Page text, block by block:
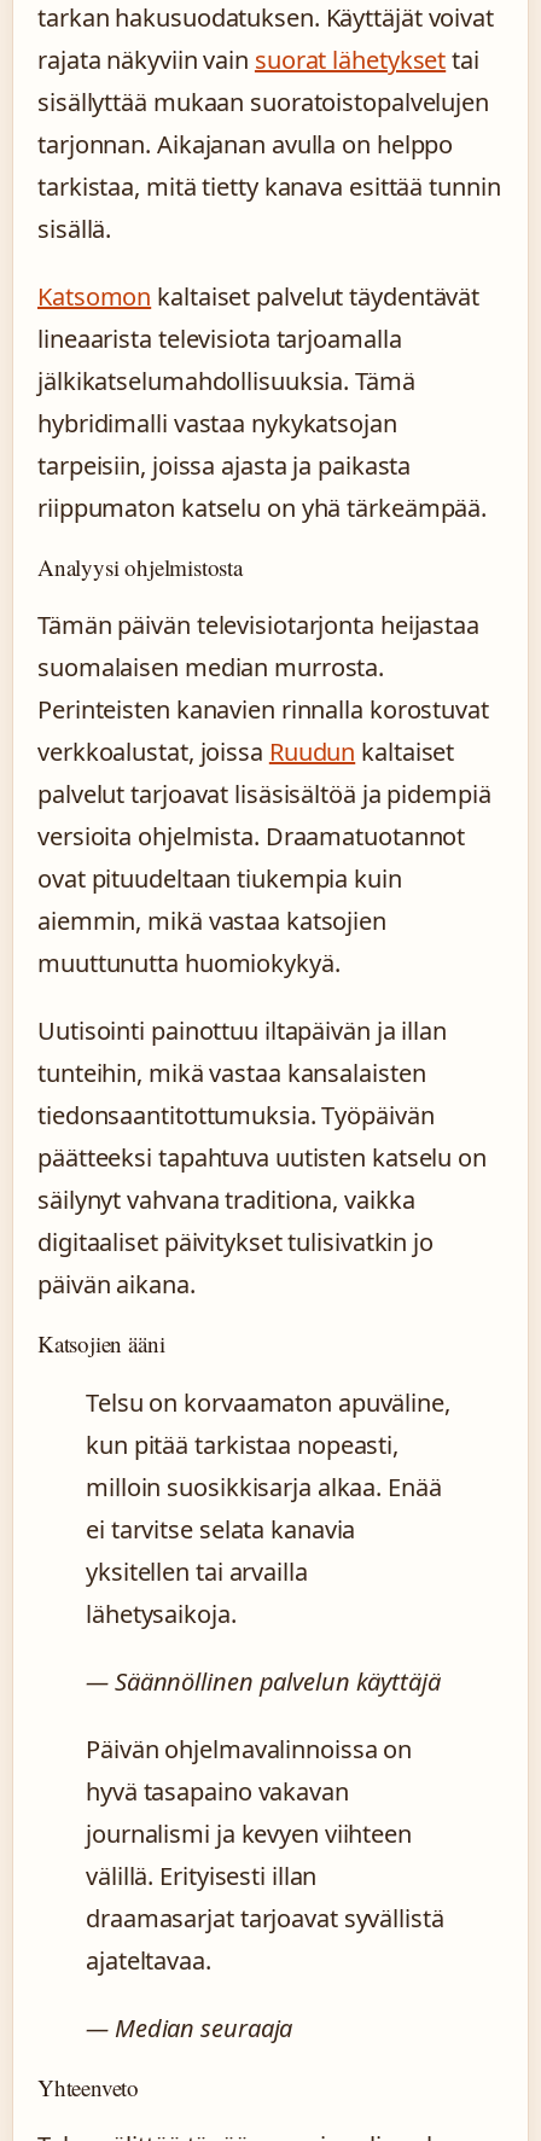
tarkan hakusuodatuksen. Käyttäjät voivat
rajata näkyviin vain suorat lähetyksettai
sisällyttää mukaan suoratoistopalvelujen
tarjonnan. Aikajanan avulla on helppo
tarkistaa, mitä tietty kanava esittää tunnin
sisällä.
Katsomon kaltaiset palvelut täydentävät
lineaarista televisiota tarjoamalla
jälkikatselumahdollisuuksia. Tämä
hybridimalli vastaa nykykatsojan
tarpeisiin, joissa ajasta ja paikasta
riippumaton katselu on yhä tärkeämpää.
Analyysi ohjelmistosta
Tämän päivän televisiotarjonta heijastaa
suomalaisen median murrosta.
Perinteisten kanavien rinnalla korostuvat
verkkoalustat, joissa Ruudun kaltaiset
palvelut tarjoavat lisäsisältöä ja pidempiä
versioita ohjelmista. Draamatuotannot
ovat pituudeltaan tiukempia kuin
aiemmin, mikä vastaa katsojien
muuttunutta huomiokykyä.
Uutisointi painottuu iltapäivän ja illan
tunteihin, mikä vastaa kansalaisten
tiedonsaantitottumuksia. Työpäivän
päätteeksi tapahtuva uutisten katselu on
säilynyt vahvana traditiona, vaikka
digitaaliset päivitykset tulisivatkin jo
päivän aikana.
Katsojien ääni
Telsu on korvaamaton apuväline,
kun pitää tarkistaa nopeasti,
milloin suosikkisarja alkaa. Enää
ei tarvitse selata kanavia
yksitellen tai arvailla
lähetysaikoja.
— Säännöllinen palvelun käyttäjä
Päivän ohjelmavalinnoissa on
hyvä tasapaino vakavan
journalismi ja kevyen viihteen
välillä. Erityisesti illan
draamasarjat tarjoavat syvällistä
ajateltavaa.
— Median seuraaja
Yhteenveto